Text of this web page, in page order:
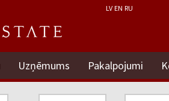
LV EN RU
Uzņēmums Pakalpojumi